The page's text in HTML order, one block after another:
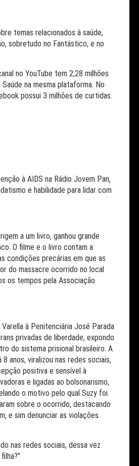
temas relacionados à saúde,
sobretudo no Fantástico, e no
no YouTube tem 2,28 milhões
na mesma plataforma. No
possui 3 milhões de curtidas.
à AIDS na Rádio Jovem Pan,
e habilidade para lidar com
a um livro, ganhou grande
O filme e o livro contam a
condições precárias em que as
do massacre ocorrido no local
os tempos pela Associação
à Penitenciária José Parada
privadas de liberdade, expondo
do sistema prisional brasileiro. A
anos, viralizou nas redes sociais,
positiva e sensível à
e ligadas ao bolsonarismo,
o motivo pelo qual Suzy foi
sobre o ocorrido, destacando
e sim denunciar as violações
nas redes sociais, dessa vez